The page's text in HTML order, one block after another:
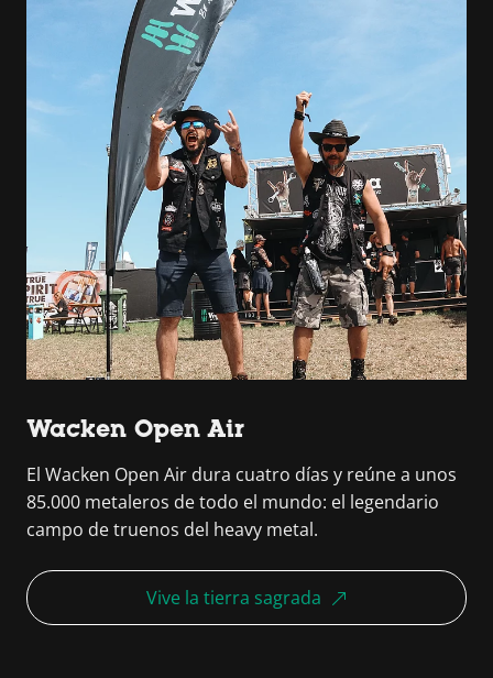
Wacken Open Air
El Wacken Open Air dura cuatro días y reúne a unos
85.000 metaleros de todo el mundo: el legendario
campo de truenos del heavy metal.
Vive la tierra sagrada